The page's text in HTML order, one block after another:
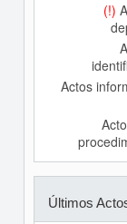
(!)
Actos
Últimos